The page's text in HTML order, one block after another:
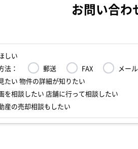
お問い合わ
しい
法： 郵送 FAX メール
たい 物件の詳細が知りたい
を相談したい 店舗に行って相談したい
産の売却相談もしたい